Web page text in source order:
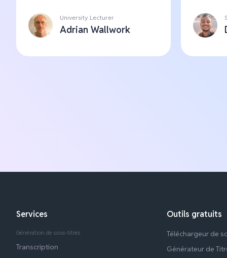
University Lecturer
Adrian Wallwork
Services
Génération de sous-titres
Transcription
Outils gratuits
Téléchargeur de
Générateur de